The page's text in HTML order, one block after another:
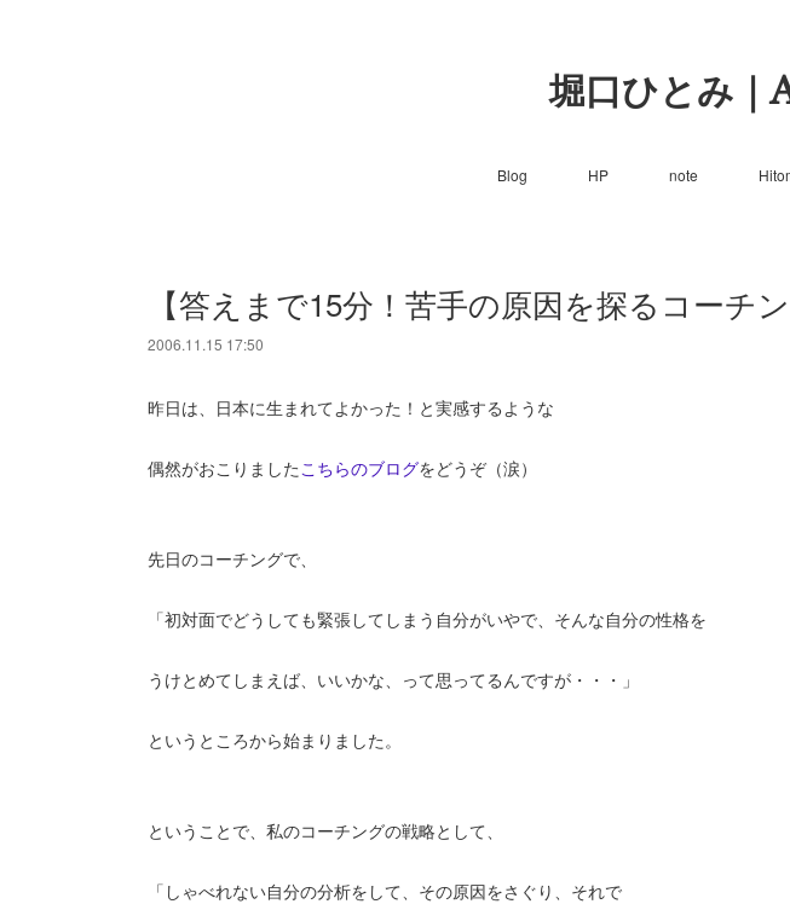
堀口ひとみ
Blog HP note
【答えまで15分！苦手の原因を探るコーチン
2006.11.15 17:50
昨日は、日本に生まれてよかった！と実感するような
偶然がおこりましたこちらのブログをどうぞ（涙）
先日のコーチングで、
「初対面でどうしても緊張してしまう自分がいやで、そんな自分の性格を
うけとめてしまえば、いいかな、って思ってるんですが・・・」
というところから始まりました。
ということで、私のコーチングの戦略として、
「しゃべれない自分の分析をして、その原因をさぐり、それで